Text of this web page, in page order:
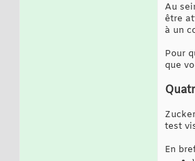
Au
être
à un
Pour
que
test
En